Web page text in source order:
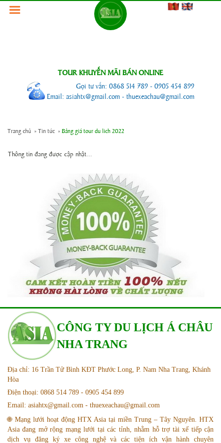
TOUR KHUYẾN MÃI BÁN ONLINE
Gọi tư vấn: 0868 514 789 - 0905 454 899
Email: asiahtx@gmail.com - thuexeachau@gmail.com
Trang chủ »Tin tức »Bảng giá tour du lich 2022
Thông tin đang được cập nhật...
CÔNG TY DU LỊCH Á CHÂU
NHA TRANG
Địa chỉ: 16 Trần Tử Bình KĐT Phước Long, P. Nam Nha Trang, Khánh
Hòa
Điện thoại: 0868 514 789 - 0905 454 899
Email: asiahtx@gmail.com - thuexeachau@gmail.com
🌐 Mạng lưới hoạt động HTX Asia tại miền Trung – Tây Nguyên. HTX
Asia đang mở rộng mạng lưới tại các tỉnh, nhằm hỗ trợ tài xế tiếp cận
dịch vụ đăng ký xe công nghệ và các tiện ích vận hành chuyên